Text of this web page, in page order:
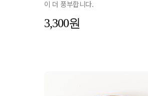
이 더 풍부합니다.
3,300